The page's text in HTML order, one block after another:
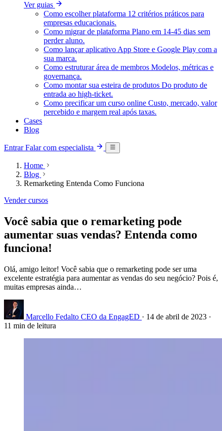
Ver guias
Como escolher plataforma 12 critérios práticos para
empresas educacionais.
Como migrar de plataforma Plano em 14-45 dias sem
perder aluno.
Como lançar aplicativo App Store e Google Play com a
sua marca.
Como estruturar área de membros Modelos, métricas e
governança.
Como montar sua esteira de produtos Do produto de
entrada ao high-ticket.
Como precificar um curso online Custo, mercado, valor
percebido e margem real após taxas.
Cases
Blog
EntrarFalar com especialista
Home
Blog
Remarketing Entenda Como Funciona
Vender cursos
Você sabia que o remarketing pode
aumentar suas vendas? Entenda como
funciona!
Olá, amigo leitor! Você sabia que o remarketing pode ser uma
excelente estratégia para aumentar as vendas do seu negócio? Pois é,
muitas empresas ainda…
Marcello Fedalto CEO da EngagED · 14 de abril de 2023 ·
11 min de leitura